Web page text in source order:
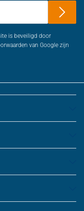
is beveiligd door
van Google zijn